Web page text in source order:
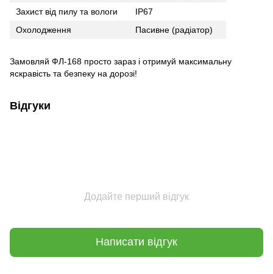
Захист від пилу та вологи
IP67
Охолодження
Пасивне (радіатор)
Замовляй ФЛ-168 просто зараз і отримуй максимальну
яскравість та безпеку на дорозі!
Відгуки
Додайте перший відгук
Написати відгук